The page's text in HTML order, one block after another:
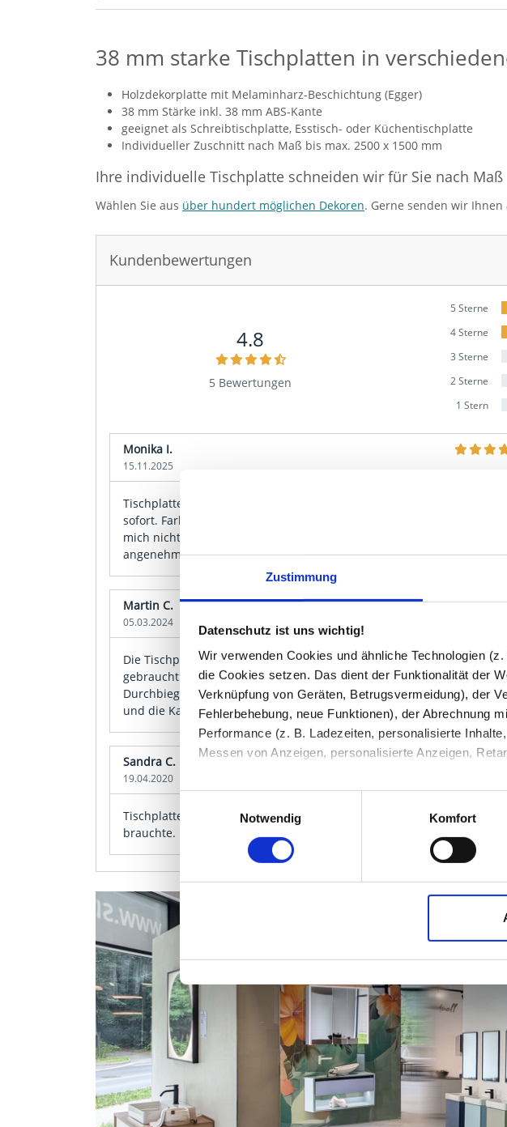
Zustimmung
Datenschutz ist uns wichtig!
Wir verwenden Cookies und ähnliche Technologien
die Cookies setzen. Das dient der Funktionalität der
Verknüpfung von Geräten, Betrugsvermeidung), der
Fehlerbehebung, neue Funktionen), der Abrechnung
Performance (z. B. Ladezeiten, personalisierte
Messen von Anzeigen, personalisierte Anzeigen,
Die Einzelheiten können Sie unter Datenschutz
die eingesetzten Technologien und Partner erfahren
Indem Sie auf den Button "Zustimmen" klicken,
Impressum|Datenschutz
Einwilligungsauswahl
Notwendig
Komfort
38 mm starke Tischplatten in
Holzdekorplatte mit Melaminharz-Beschichtung (Egger)
38 mm Stärke inkl. 38 mm ABS-Kante
geeignet als Schreibtischplatte, Esstisch- oder Küchentischplatte
Individueller Zuschnitt nach Maß bis max. 2500 x 1500 mm
Ihre individuelle Tischplatte schneiden wir für Sie nach Maß
Wählen Sie aus über hundert möglichen Dekoren. Gerne senden wir
Kundenbewertungen
4.8
5 Bewertungen
5 Sterne
4 Sterne
3 Sterne
2 Sterne
1 Stern
Monika I.
15.11.2025
Tischplatte kam in den bestellten Maßen an, alles passte beim Auflegen
sofort. Farbkarte war etwas zerknickt in der Verpackung, aber das juckt
mich nicht — die Platte selbst ist tadellos und die Kanten fühlen sich
angenehm glatt an.
Martin C.
05.03.2024
Die Tischplatte nach Maß hab ich für einen Schreibtisch-Umbau
gebraucht. Die 38mm-Stärke fühlt sich richtig massiv an, keine
Durchbiegung auch bei größerem Format. Die Oberfläche ist
und die Kanten sind sauber gebürstet.
Sandra C.
19.04.2020
Tischplatte passt maßgenau, Oberfläche schön glatt. Genau das was ich
brauchte.